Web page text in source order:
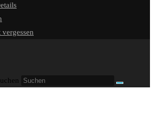
vergessen